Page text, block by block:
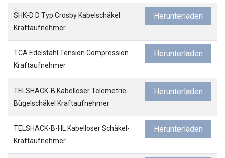
SHK-D D Typ Crosby Kabelschäkel
Kraftaufnehmer
Herunterladen
TCA Edelstahl Tension Compression
Kraftaufnehmer
Herunterladen
TELSHACK-B Kabelloser Telemetrie-
Bügelschäkel Kraftaufnehmer
Herunterladen
TELSHACK-B-HL Kabelloser Schäkel-
Kraftaufnehmer
Herunterladen